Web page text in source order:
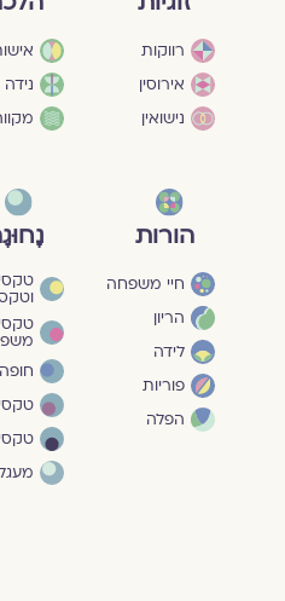
רווקות
אירוסין
נישואין
נידה
הורות
חיי משפחה
הריון
לידה
פוריות
הפלה
טקסי
חופה
טקסי